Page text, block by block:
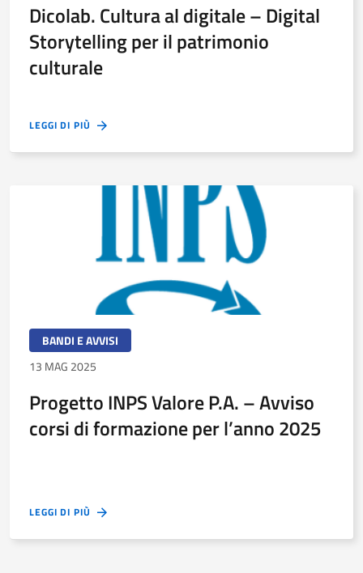
Dicolab. Cultura al digitale – Digital
Storytelling per il patrimonio
culturale
LEGGI DI PIÙ
BANDI E AVVISI
13 MAG 2025
Progetto INPS Valore P.A. – Avviso
corsi di formazione per l’anno 2025
LEGGI DI PIÙ